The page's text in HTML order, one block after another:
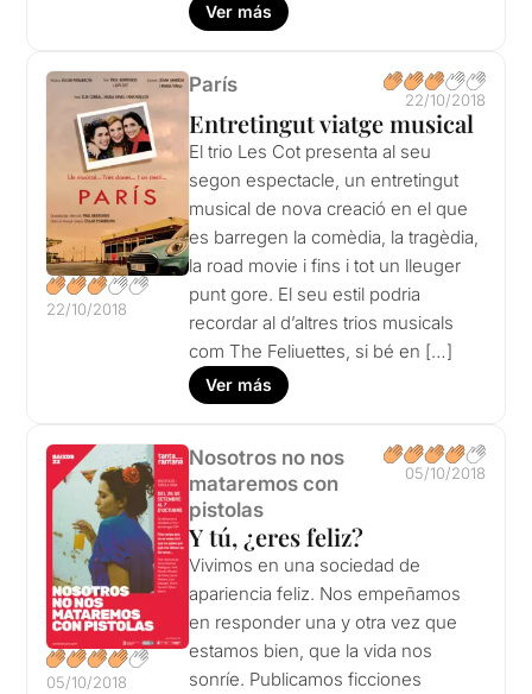
Ver más
22/10/2018
París
22/10/2018
Entretingut viatge musical
El trio Les Cot presenta al seu
segon espectacle, un entretingut
musical de nova creació en el que
es barregen la comèdia, la tragèdia,
la road movie i fins i tot un lleuger
punt gore. El seu estil podria
recordar al d’altres trios musicals
com The Feliuettes, si bé en […]
Ver más
05/10/2018
Nosotros no nos
mataremos con
pistolas
05/10/2018
Y tú, ¿eres feliz?
Vivimos en una sociedad de
apariencia feliz. Nos empeñamos
en responder una y otra vez que
estamos bien, que la vida nos
sonríe. Publicamos ficciones